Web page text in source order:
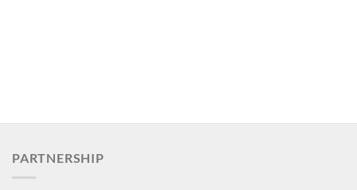
PARTNERSHIP